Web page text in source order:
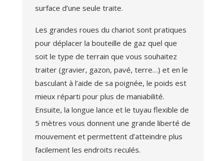
surface d’une seule traite.
Les grandes roues du chariot sont pratiques
pour déplacer la bouteille de gaz quel que
soit le type de terrain que vous souhaitez
traiter (gravier, gazon, pavé, terre…) et en le
basculant à l’aide de sa poignée, le poids est
mieux réparti pour plus de maniabilité.
Ensuite, la longue lance et le tuyau flexible de
5 mètres vous donnent une grande liberté de
mouvement et permettent d’atteindre plus
facilement les endroits reculés.